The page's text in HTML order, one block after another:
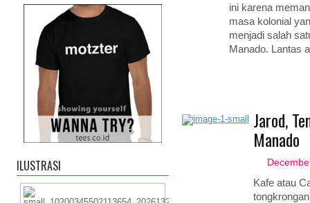
ini karena
masa kolonial
menjadi salah
Manado. Lantas
Jarod,
Manado
Kafe atau
ILUSTRASI